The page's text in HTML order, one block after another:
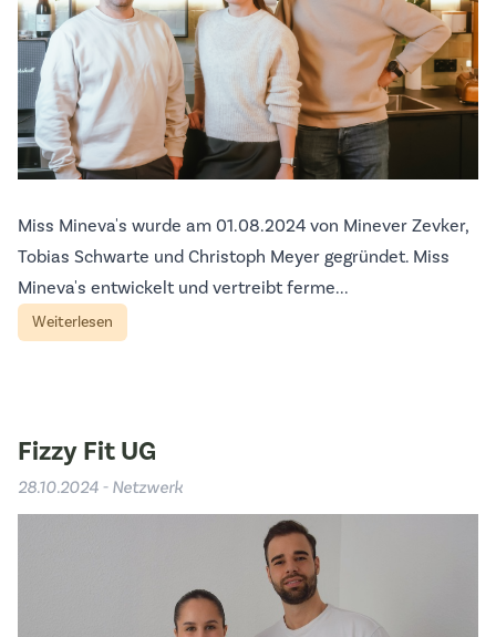
Miss Mineva's wurde am 01.08.2024 von Minever Zevker,
Tobias Schwarte und Christoph Meyer gegründet. Miss
Mineva's entwickelt und vertreibt ferme...
Weiterlesen
Fizzy Fit UG
28.10.2024 - Netzwerk